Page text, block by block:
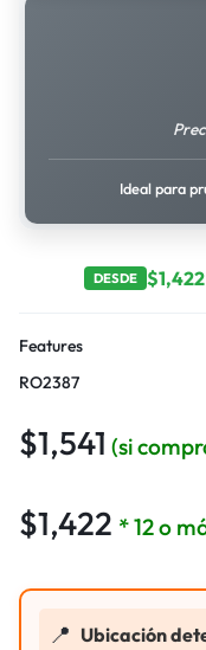
Ideal para
DESDE $1,422
Features
RO2387
$1,541 (si
$1,422 * 12 o
📍 Ubicación